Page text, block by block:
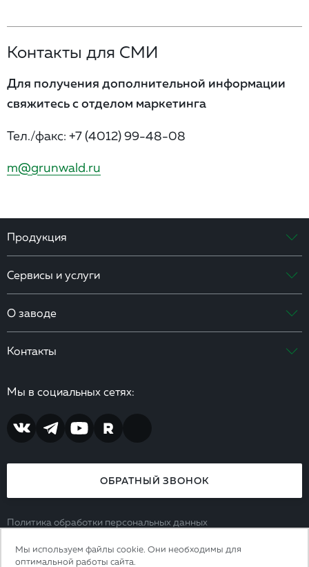
Контакты для СМИ
Для получения дополнительной информации
свяжитесь с отделом маркетинга
Тел./факс: +7 (4012) 99-48-08
m@grunwald.ru
Продукция
Сервисы и услуги
О заводе
Контакты
Мы в социальных сетях:
ОБРАТНЫЙ ЗВОНОК
Политика обработки персональных данных
8 (800) 444 65 39
Мы используем файлы cookie. Они необходимы для
оптимальной работы сайта.